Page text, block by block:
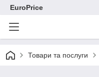
EuroPrice
Товари та послуги